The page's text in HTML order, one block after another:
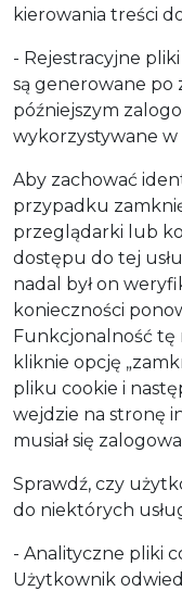
kierowania treści
- Rejestracyjne
są generowane po
późniejszym
wykorzystywane
Aby zachować
przypadku
przeglądarki lub
dostępu do tej
nadal był on
konieczności
Funkcjonalność tę
kliknie opcję
pliku cookie i
wejdzie na stronę
musiał się
Sprawdź, czy
do niektórych
- Analityczne pliki
Użytkownik